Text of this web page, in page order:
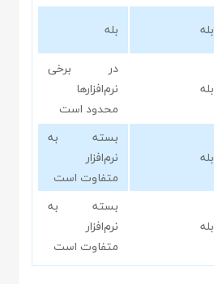
بله بله
بله
در برخی
نرم‌افزارها
محدود است
بله
بسته به
نرم‌افزار
متفاوت است
بله
بسته به
نرم‌افزار
متفاوت است